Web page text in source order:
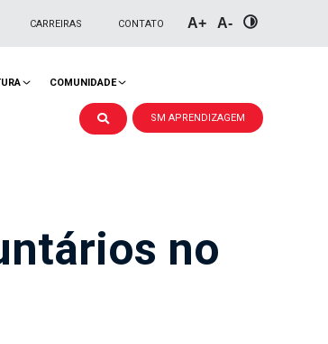
CARREIRAS CONTATO A+ A-
COMUNIDADE
SM APRENDIZAGEM
no